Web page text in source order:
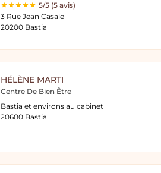
5/5 (5 avis)
3 Rue Jean Casale
20200 Bastia
HÉLÈNE MARTI
Centre De Bien Être
Bastia et environs au cabinet
20600 Bastia